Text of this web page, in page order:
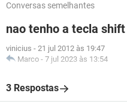
Conversas semelhantes
nao tenho a tecla shift
vinicius - 21 jul 2012 às 19:47
Marco - 7 jul 2023 às 13:54
3 Respostas